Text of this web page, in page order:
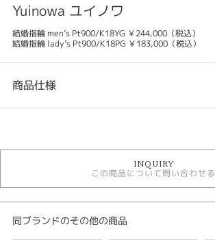
Yuinowa ユイノワ
結婚指輪 men’s Pt900/K18YG ￥244,000（税込）
結婚指輪 lady’s Pt900/K18PG ￥183,000（税込）
商品仕様
結婚指輪
デザイン
INQUIRY
この商品について問い合わせる
同ブランドのその他の商品